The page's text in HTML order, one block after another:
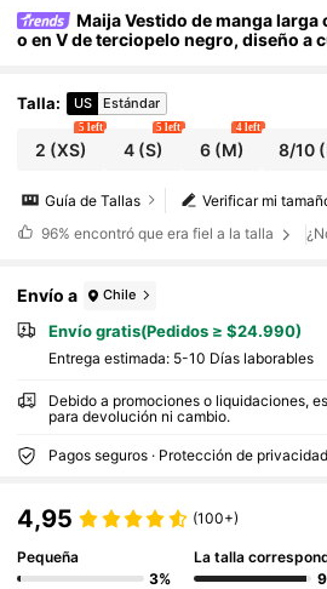
Maija Vestido de manga larga
o en V de terciopelo negro, diseño a
Talla: US Estándar
2 (XS)
5 left
4(S)
5 left
6(M)
4 left
8/10
Verificar mi
Guía de Tallas
96% encontró que era fiel a la talla
Envío a Chile
Envío gratis(Pedidos ≥ $24.990)
Entrega estimada: 5-10 Días laborables
Debido a promociones o liquidaciones,
para devolución ni cambio.
Pagos seguros · Protección de privacidad
4,95 (100+)
Pequeña
3%
La talla